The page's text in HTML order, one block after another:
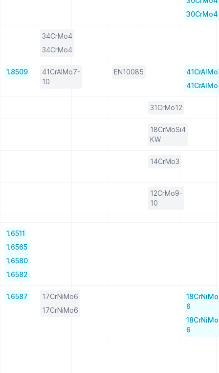
30CrMo4
34CrMo4
34CrMo4
1.8509
41CrAlMo7-
10
EN10085
31CrMo12
18CrMoSi4
KW
14CrMo3
12CrMo9-
10
1.6511
1.6565
1.6580
1.6582
1.6587
17CrNiMo6
17CrNiMo6
6
6